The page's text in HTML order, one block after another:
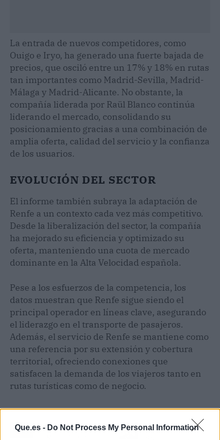
Que.es - Do Not Process My Personal Information
La entrada de nuevos competidores, como
Ouigo e Iryo, ha generado una fuerte bajada de
precios, que osciló entre un 17% y 18% en rutas
tan importantes como Madrid-Sevilla, Madrid-
Málaga y Madrid-Alicante. No obstante, la
compañía liderada por Raül Blanco continúa
liderando el mercado, consolidando su
posicionamiento gracias a una combinación de
amplia oferta, calidad del servicio y la confianza
de los usuarios.
EVOLUCIÓN DEL SECTOR
El informe también subraya la adaptación de
Renfe a un contexto cada vez más competitivo.
Desde la liberalización del sector, la compañía
ha mejorado su eficiencia y optimizado su
oferta, manteniendo una cuota de mercado
dominante en la Alta Velocidad española.
Pese a los esfuerzos de la competencia, los
datos muestran que Renfe sigue siendo el
principal operador en líneas clave, asegurando
el liderazgo en el transporte de pasajeros.
Además, el servicio de Renfe se mantiene como
una referencia por su extensión y cobertura
territorial, ofreciendo conexiones que
satisfacen la demanda de los viajeros tanto en
rutas turísticas como de negocio.
Reacciones a la muerte
Cox registra su primer